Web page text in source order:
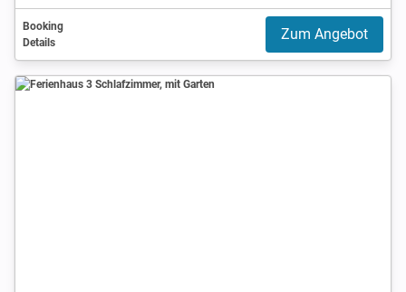
Booking
Details
Zum Angebot